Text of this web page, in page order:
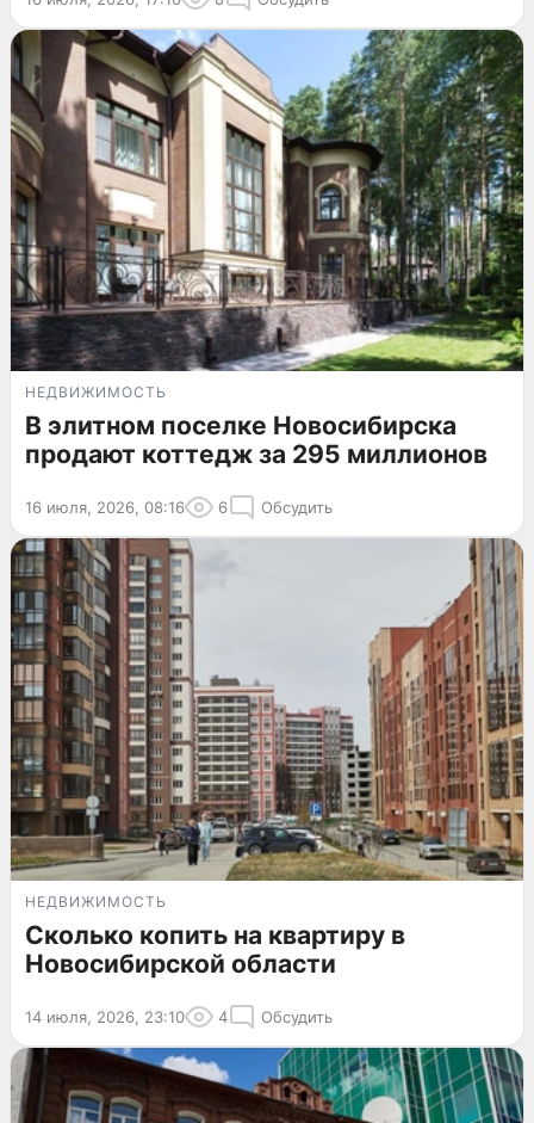
НЕДВИЖИМОСТЬ
В элитном поселке Новосибирска
продают коттедж за 295 миллионов
16 июля, 2026, 08:16 6 Обсудить
НЕДВИЖИМОСТЬ
Сколько копить на квартиру в
Новосибирской области
14 июля, 2026, 23:10 4 Обсудить